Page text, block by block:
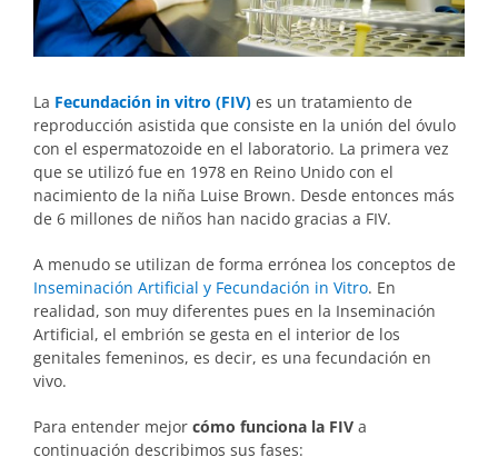
La Fecundación in vitro (FIV) es un tratamiento de
reproducción asistida que consiste en la unión del óvulo
con el espermatozoide en el laboratorio. La primera vez
que se utilizó fue en 1978 en Reino Unido con el
nacimiento de la niña Luise Brown. Desde entonces más
de 6 millones de niños han nacido gracias a FIV.
A menudo se utilizan de forma errónea los conceptos de
Inseminación Artificial y Fecundación in Vitro. En
realidad, son muy diferentes pues en la Inseminación
Artificial, el embrión se gesta en el interior de los
genitales femeninos, es decir, es una fecundación en
vivo.
Para entender mejor cómo funciona la FIV a
continuación describimos sus fases: